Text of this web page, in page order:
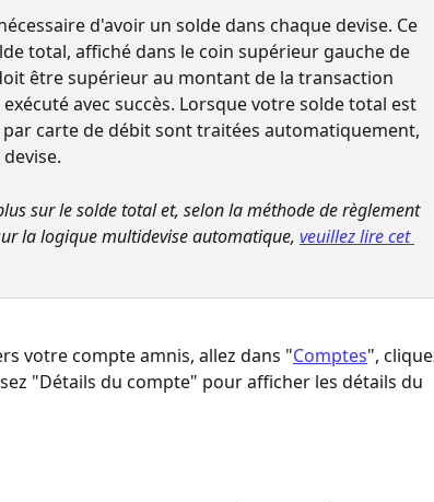
d'avoir un solde dans chaque devise. Ce
total, affiché dans le coin supérieur gauche de
être supérieur au montant de la transaction
avec succès. Lorsque votre solde total est
carte de débit sont traitées automatiquement,
sur le solde total et, selon la méthode de règlement
la logique multidevise automatique, veuillez lire cet
votre compte amnis, allez dans "Comptes",
"Détails du compte" pour afficher les détails du